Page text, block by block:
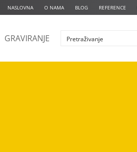
NASLOVNA O NAMA BLOG REFERENCE
GRAVIRANJE